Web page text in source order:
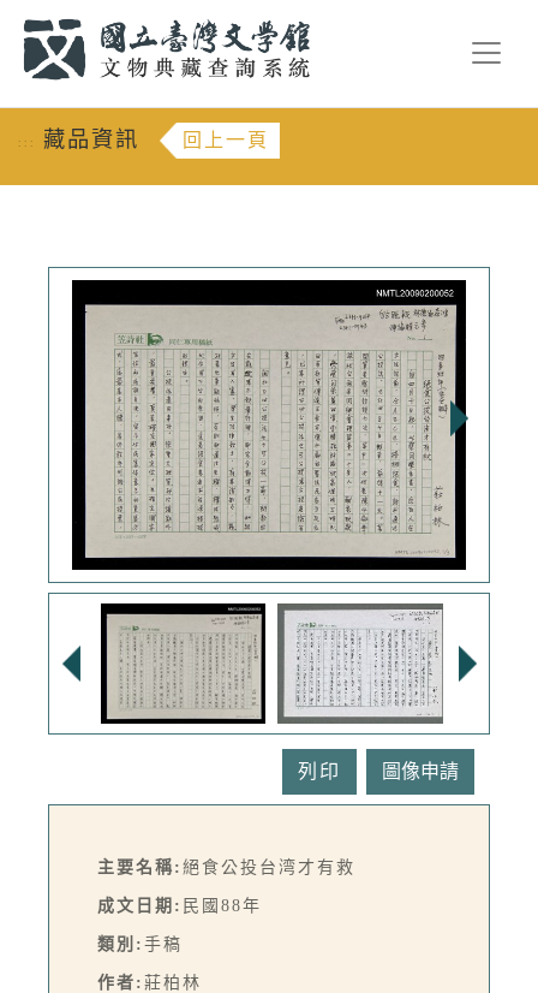
::: 藏品資訊 回上一頁
列印
主要名稱: 絕食公投台湾才有救
成文日期: 民國88年
類別: 手稿
作者: 莊柏林